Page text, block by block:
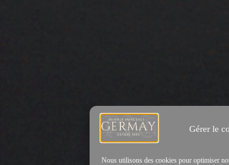
Gérer le
Nous utilisons des cookies pour optimiser